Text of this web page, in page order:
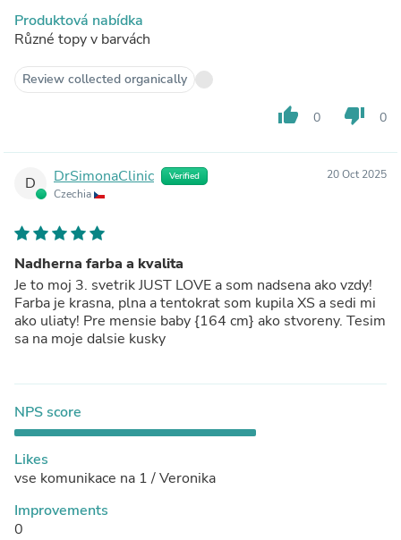
Produktová nabídka
Různé topy v barvách
Review collected organically
thumb_up 0 thumb_down 0
D DrSimonaClinic Verified
Czechia
20 Oct 2025
Nadherna farba a kvalita
Je to moj 3. svetrik JUST LOVE a som nadsena ako vzdy!
Farba je krasna, plna a tentokrat som kupila XS a sedi mi
ako uliaty! Pre mensie baby {164 cm} ako stvoreny. Tesim
sa na moje dalsie kusky
NPS score
Likes
vse komunikace na 1 / Veronika
Improvements
0